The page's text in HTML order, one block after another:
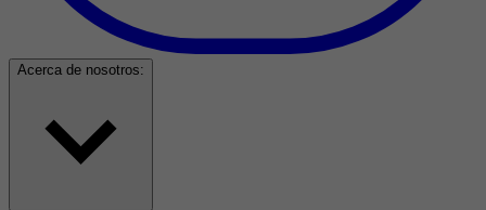
Acerca de nosotros: